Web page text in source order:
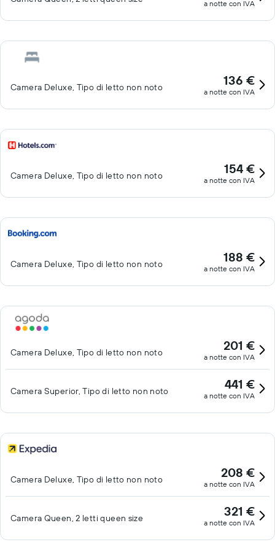
a notte con IVA
Camera Deluxe, Tipo di letto non noto 136 €
a notte con IVA
Camera Deluxe, Tipo di letto non noto 154 €
a notte con IVA
Camera Deluxe, Tipo di letto non noto 188 €
a notte con IVA
Camera Deluxe, Tipo di letto non noto 201 €
a notte con IVA
Camera Superior, Tipo di letto non noto 441 €
a notte con IVA
Camera Deluxe, Tipo di letto non noto 208 €
a notte con IVA
Camera Queen, 2 letti queen size 321 €
a notte con IVA